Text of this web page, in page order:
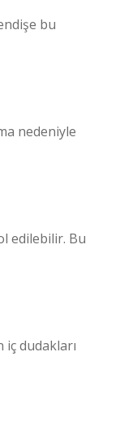
bu
nedeniyle
edilebilir. Bu
iç dudakları